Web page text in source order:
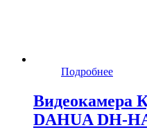
Подробнее
Видеокамера
DAHUA DH-